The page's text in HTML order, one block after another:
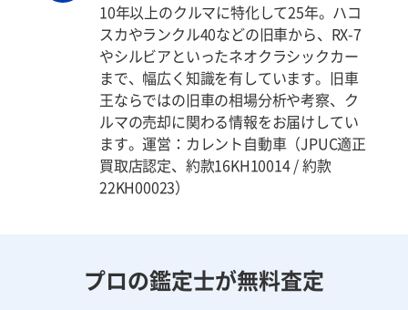
10年以上のクルマに特化して25年。ハコ
スカやランクル40などの旧車から、RX-7
やシルビアといったネオクラシックカー
まで、幅広く知識を有しています。旧車
王ならではの旧車の相場分析や考察、ク
ルマの売却に関わる情報をお届けしてい
ます。運営：カレント自動車（JPUC適正
買取店認定、約款16KH10014 / 約款
22KH00023）
プロの鑑定士が無料査定